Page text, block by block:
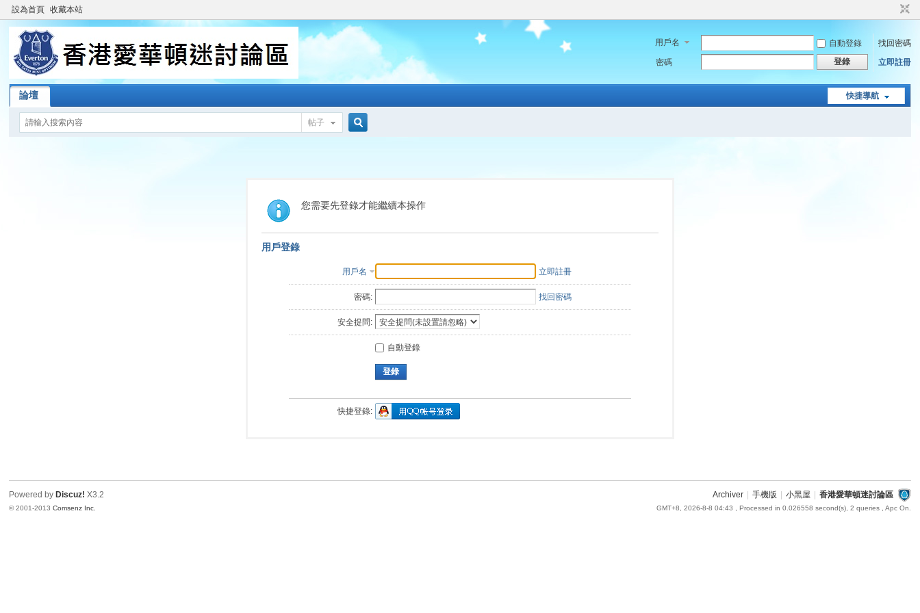
設為首頁 收藏本站
用戶名 自動登錄
找回密碼
密碼
登錄 立即註冊
快捷導航
論壇
帖子
索
您需要先登錄才能繼續本操作
用戶登錄
用戶名 立即註冊
密碼: 找回密碼
安全提問:
自動登錄
登錄
快捷登錄:
Archiver 手機版 小黑屋 香港愛華頓迷討論區
GMT+8, 2026-8-8 04:43 , Processed in 0.026558 second(s), 2 queries , Apc On.
Powered by Discuz! X3.2
© 2001-2013Comsenz Inc.